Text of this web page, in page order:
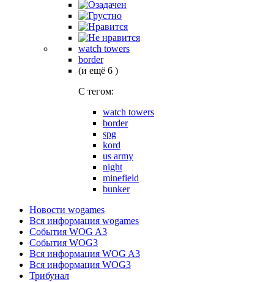
watch towers
border
(и ещё 6 )
C тегом:
watch towers
border
spg
kord
us army
night
minefield
bunker
Новости wogames
Вся информация wogames
События WOG A3
События WOG3
Вся информация WOG A3
Вся информация WOG3
Трибунал